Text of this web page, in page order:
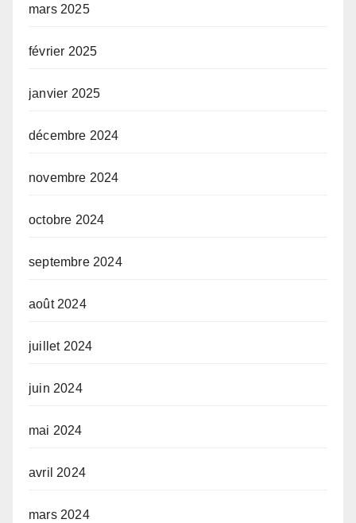
mars 2025
février 2025
janvier 2025
décembre 2024
novembre 2024
octobre 2024
septembre 2024
août 2024
juillet 2024
juin 2024
mai 2024
avril 2024
mars 2024